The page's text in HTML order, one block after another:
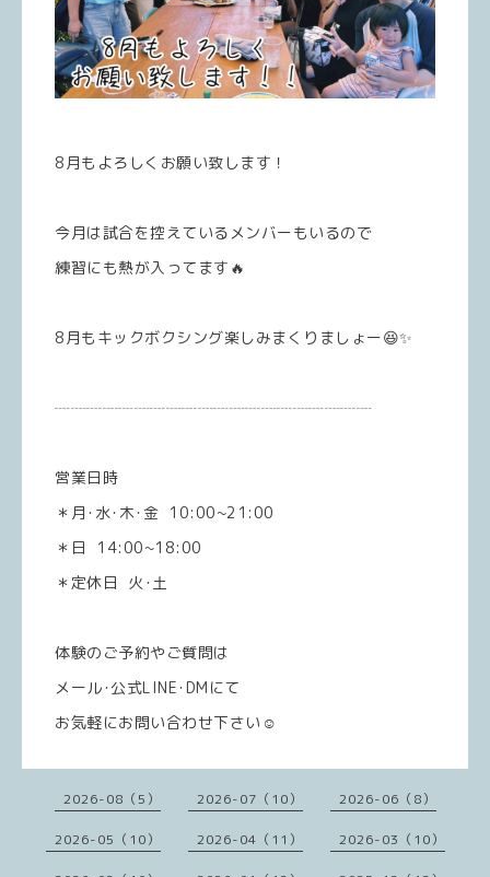
8月もよろしくお願い致します！
今月は試合を控えているメンバーもいるので
練習にも熱が入ってます🔥
8月もキックボクシング楽しみまくりましょー😆✨
┈┈┈┈┈┈┈┈┈┈┈┈┈┈┈┈┈┈┈┈
営業日時
＊月･水･木･金 10:00~21:00
＊日 14:00~18:00
＊定休日 火･土
体験のご予約やご質問は
メール･公式LINE･DMにて
お気軽にお問い合わせ下さい☺️
2026-08（5） 2026-07（10） 2026-06（8）
2026-05（10） 2026-04（11） 2026-03（10）